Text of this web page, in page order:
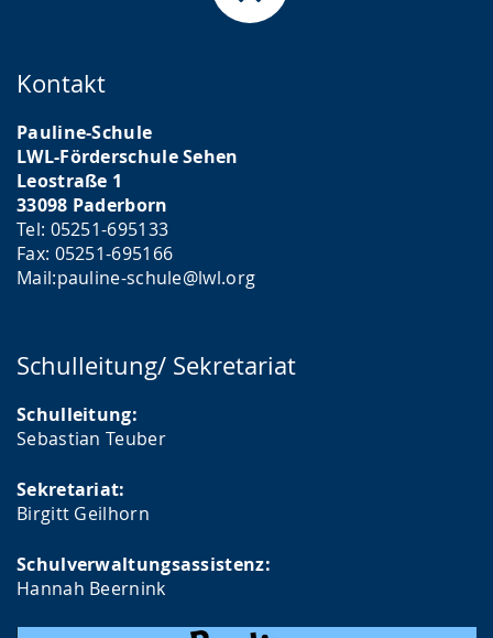
Kontakt
Pauline-Schule
LWL-Förderschule Sehen
Leostraße 1
33098 Paderborn
Tel: 05251-695133
Fax: 05251-695166
Mail:pauline-schule@lwl.org
Schulleitung/ Sekretariat
Schulleitung:
Sebastian Teuber
Sekretariat:
Birgitt Geilhorn
Schulverwaltungsassistenz:
Hannah Beernink